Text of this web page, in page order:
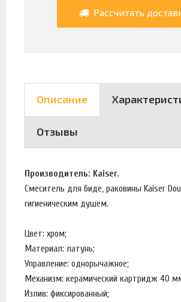
Рассчитать
Описание
Отзывы
Производитель: Kaiser.
Смеситель для биде, раковины Kaiser
гигиеническим душем.
Цвет: хром;
Материал: латунь;
Управление: однорычажное;
Механизм: керамический картридж 40
Излив: фиксированный;